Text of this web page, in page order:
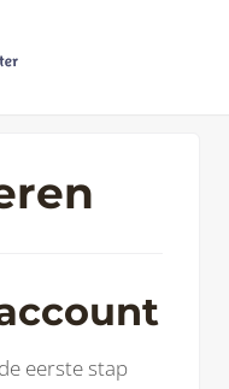
eerste stap